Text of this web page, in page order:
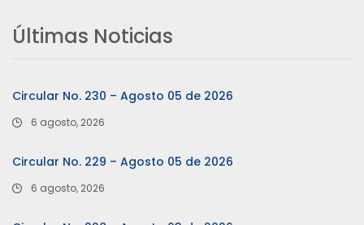
Últimas Noticias
Circular No. 230 – Agosto 05 de 2026
6 agosto, 2026
Circular No. 229 – Agosto 05 de 2026
6 agosto, 2026